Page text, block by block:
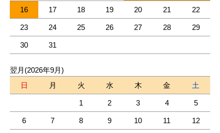
16 17 18 19 20 21 22
23 24 25 26 27 28 29
30 31
翌月(2026年9月)
日
月 火 水 木 金 土
1 2 3 4 5
6 7 8 9 10 11 12